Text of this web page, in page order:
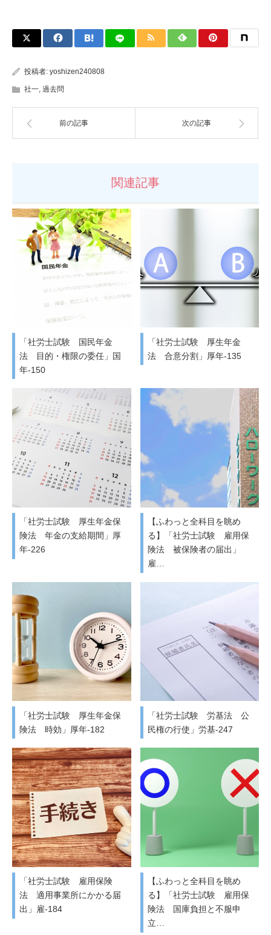
投稿者: yoshizen240808
社一, 過去問
前の記事 次の記事
関連記事
「社労士試験 国民年金
法 目的・権限の委任」国
年-150
「社労士試験 厚生年金
法 合意分割」厚年-135
「社労士試験 厚生年金保
険法 年金の支給期間」厚
年-226
【ふわっと全科目を眺め
る】「社労士試験 雇用保
険法 被保険者の届出」
雇…
「社労士試験 厚生年金保
険法 時効」厚年-182
「社労士試験 労基法 公
民権の行使」労基-247
「社労士試験 雇用保険
法 適用事業所にかかる届
出」雇-184
【ふわっと全科目を眺め
る】「社労士試験 雇用保
険法 国庫負担と不服申
立…